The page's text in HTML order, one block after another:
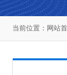
当前位置： 网站